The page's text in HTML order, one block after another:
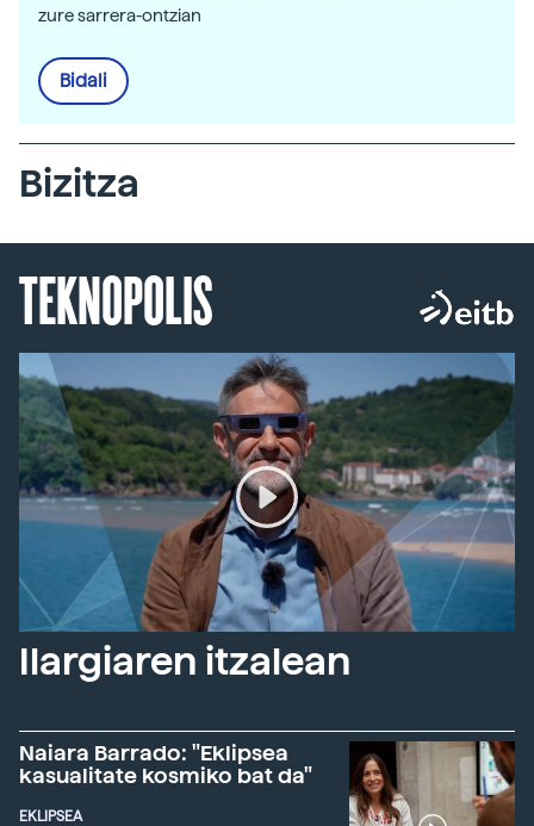
zure sarrera-ontzian
Bidali
Bizitza
TEKNOPOLIS
Ilargiaren itzalean
Naiara Barrado: "Eklipsea
kasualitate kosmiko bat da"
EKLIPSEA